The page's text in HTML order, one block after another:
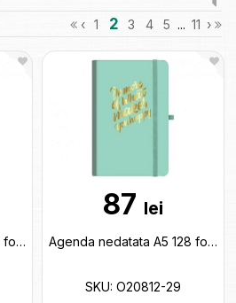
‹ 1 2 3 4 5 ... 11 ›
Agenda nedatata A5 128 foi cu elastic Inspire (cop.tare) linii O20812-31
87 lei
Agenda nedatata A5 128 foi cu elastic (cop.tare) linii O20812-29
SKU: O20812-29